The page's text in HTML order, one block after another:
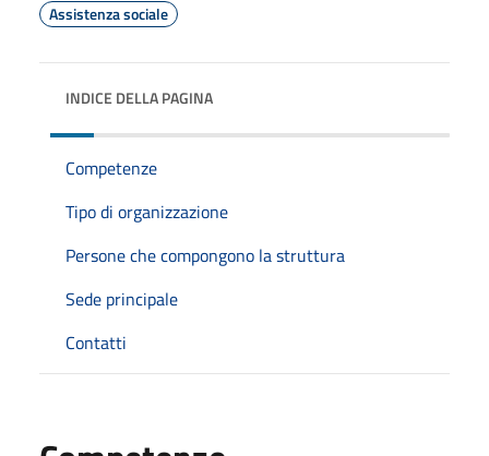
Assistenza sociale
INDICE DELLA PAGINA
Competenze
Tipo di organizzazione
Persone che compongono la struttura
Sede principale
Contatti